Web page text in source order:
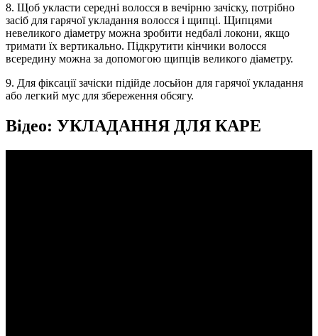
8. Щоб укласти середні волосся в вечірню зачіску, потрібно
засіб для гарячої укладання волосся і щипці. Щипцями
невеликого діаметру можна зробити недбалі локони, якщо
тримати їх вертикально. Підкрутити кінчики волосся
всередину можна за допомогою щипців великого діаметру.
9. Для фіксації зачіски підійде лосьйон для гарячої укладання
або легкий мус для збереження обсягу.
Відео: УКЛАДАННЯ ДЛЯ КАРЕ